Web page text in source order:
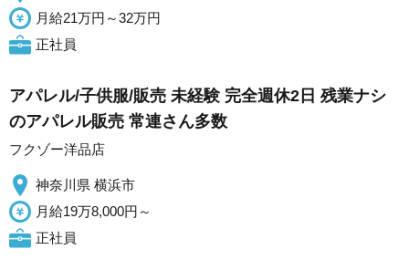
月給21万円～32万円
正社員
アパレル/子供服/販売 未経験 完全週休2日 残業ナシ
のアパレル販売 常連さん多数
フクゾー洋品店
神奈川県 横浜市
月給19万8,000円～
正社員